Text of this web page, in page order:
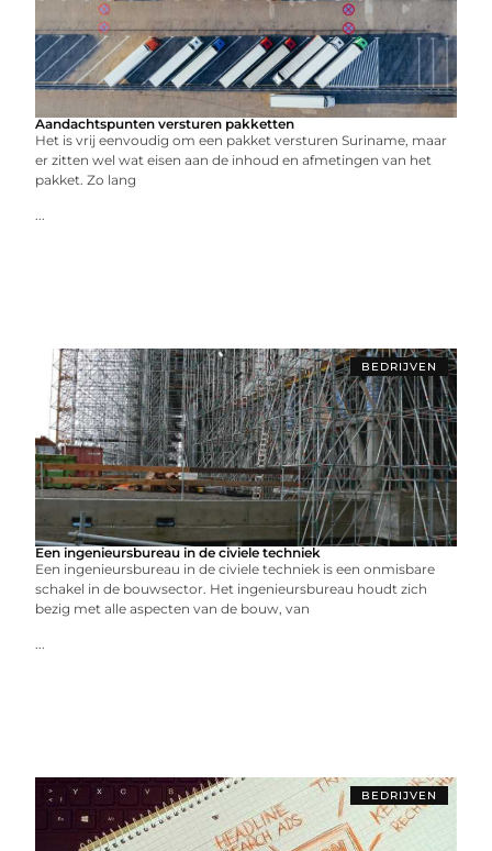
Aandachtspunten versturen pakketten
Het is vrij eenvoudig om een pakket versturen Suriname, maar
er zitten wel wat eisen aan de inhoud en afmetingen van het
pakket. Zo lang
...
BEDRIJVEN
Een ingenieursbureau in de civiele techniek
Een ingenieursbureau in de civiele techniek is een onmisbare
schakel in de bouwsector. Het ingenieursbureau houdt zich
bezig met alle aspecten van de bouw, van
...
BEDRIJVEN